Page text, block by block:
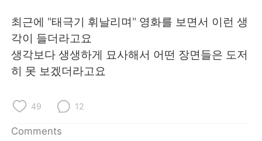
최근에 "태극기 휘날리며" 영화를 보면서 이런 생
각이 들더라고요
생각보다 생생하게 묘사해서 어떤 장면들은 도저
히 못 보겠더라고요
49 12
Comments